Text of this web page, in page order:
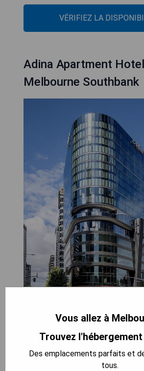
VÉRIFIEZ LA
Adina Apartment Hotel
Melbourne Southbank
Vous allez à
Trouvez
Des emplacements parfaits et
tous.